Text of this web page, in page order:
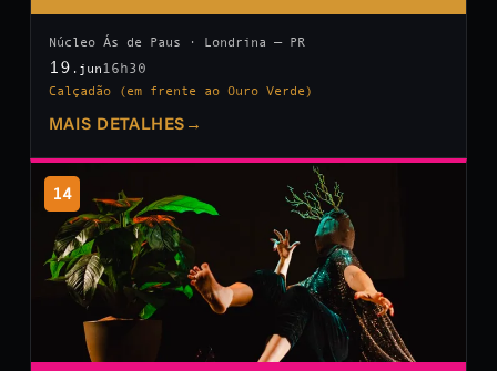
Núcleo Ás de Paus · Londrina — PR
19 .jun 16h30
Calçadão (em frente ao Ouro Verde)
MAIS DETALHES →
14